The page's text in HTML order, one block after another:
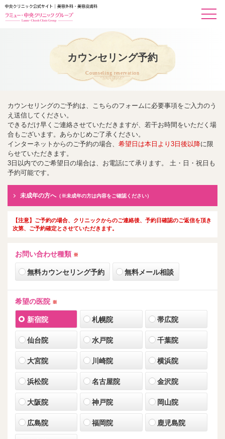
カウンセリング予約
Counseling reservation
カウンセリングのご予約は、こちらのフォームに必要事項をご入力のう
え送信してください。
できるだけ早くご連絡させていただきますが、若干お時間をいただく場
合もございます。あらかじめご了承ください。
インターネットからのご予約の場合、 希望日は本日より3日後以降に限
らせていただきます。
3日以内でのご希望日の場合は、お電話にて承ります。 土・日・祝日も
予約可能です。
未成年の方へ（※未成年の方は内容をご確認ください）
【注意】ご予約の場合、クリニックからのご連絡後、予約日確認のご返信を頂き
次第、ご予約確定とさせていただきます。
お問い合わせ種類 ※
無料カウンセリング予約 無料メール相談
希望の医院 ※
新宿院 札幌院 帯広院
仙台院 水戸院 千葉院
大宮院 川崎院 横浜院
浜松院 名古屋院 金沢院
大阪院 神戸院 岡山院
広島院 福岡院 鹿児島院